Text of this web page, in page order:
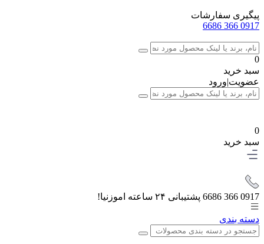
پیگیری سفارشات
0917 366 6686
0
سبد خرید
عضویت|ورود
0
سبد خرید
0917 366 6686 پشتیبانی ۲۴ ساعته اموزنیا!
دسته بندی